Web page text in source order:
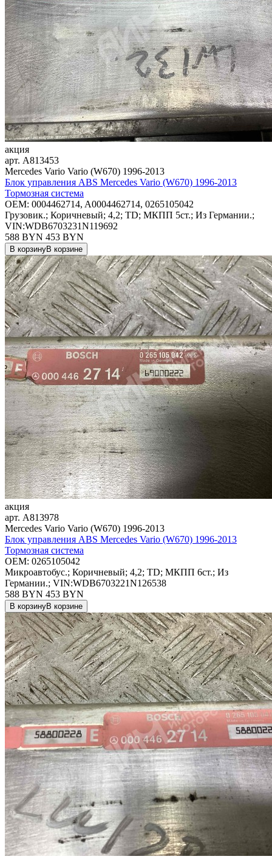
акция
арт. A813453
Mercedes Vario Vario (W670) 1996-2013
Блок управления ABS Mercedes Vario (W670) 1996-2013
Тормозная система
OEM: 0004462714, A0004462714, 0265105042
Грузовик.; Коричневый; 4,2; TD; МКПП 5ст.; Из Германии.;
VIN:WDB6703231N119692
588 BYN 453 BYN
В корзинуВ корзине
акция
арт. A813978
Mercedes Vario Vario (W670) 1996-2013
Блок управления ABS Mercedes Vario (W670) 1996-2013
Тормозная система
OEM: 0265105042
Микроавтобус.; Коричневый; 4,2; TD; МКПП 6ст.; Из
Германии.; VIN:WDB6703221N126538
588 BYN 453 BYN
В корзинуВ корзине